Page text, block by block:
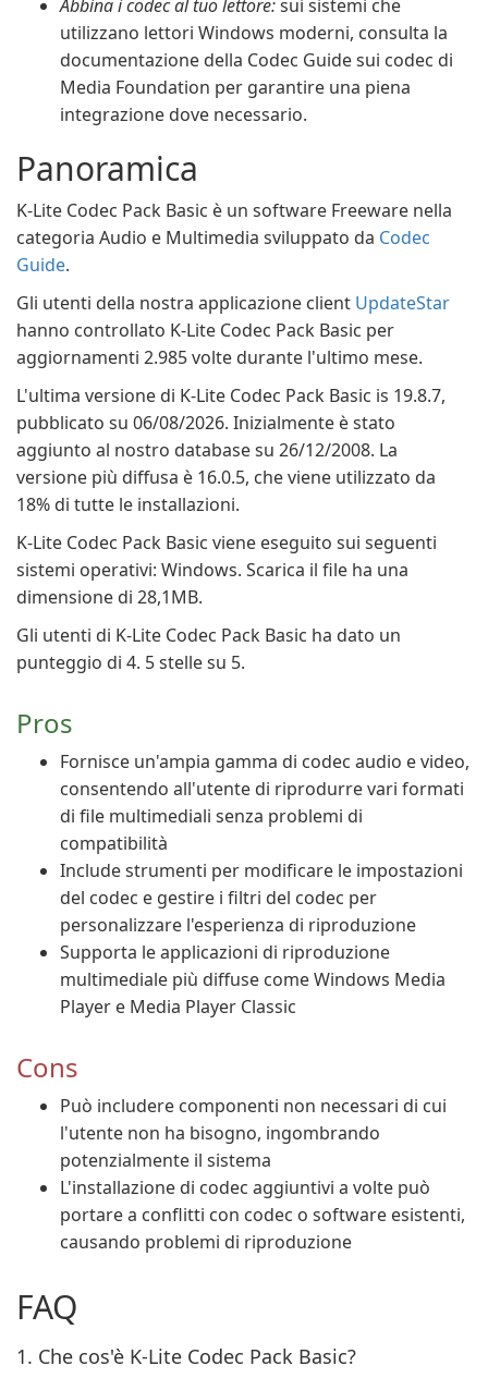
Abbina i codec al tuo lettore:sui sistemi che
utilizzano lettori Windows moderni, consulta la
documentazione della Codec Guide sui codec di
Media Foundation per garantire una piena
integrazione dove necessario.
Panoramica
K-Lite Codec Pack Basic è un software Freeware nella
categoria Audio e Multimedia sviluppato da Codec
Guide.
Gli utenti della nostra applicazione client UpdateStar
hanno controllato K-Lite Codec Pack Basic per
aggiornamenti 2.985 volte durante l'ultimo mese.
L'ultima versione di K-Lite Codec Pack Basic is 19.8.7,
pubblicato su 06/08/2026. Inizialmente è stato
aggiunto al nostro database su 26/12/2008. La
versione più diffusa è 16.0.5, che viene utilizzato da
18% di tutte le installazioni.
K-Lite Codec Pack Basic viene eseguito sui seguenti
sistemi operativi: Windows. Scarica il file ha una
dimensione di 28,1MB.
Gli utenti di K-Lite Codec Pack Basic ha dato un
punteggio di 4. 5 stelle su 5.
Pros
Fornisce un'ampia gamma di codec audio e video,
consentendo all'utente di riprodurre vari formati
di file multimediali senza problemi di
compatibilità
Include strumenti per modificare le impostazioni
del codec e gestire i filtri del codec per
personalizzare l'esperienza di riproduzione
Supporta le applicazioni di riproduzione
multimediale più diffuse come Windows Media
Player e Media Player Classic
Cons
Può includere componenti non necessari di cui
l'utente non ha bisogno, ingombrando
potenzialmente il sistema
L'installazione di codec aggiuntivi a volte può
portare a conflitti con codec o software esistenti,
causando problemi di riproduzione
FAQ
1. Che cos'è K-Lite Codec Pack Basic?